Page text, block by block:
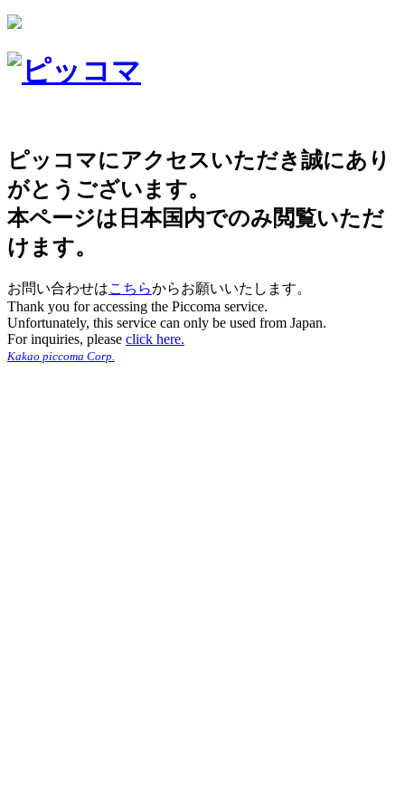
ピッコマにアクセスいただき誠にあり
がとうございます。
本ページは日本国内でのみ閲覧いただ
けます。
お問い合わせはこちらからお願いいたします。
Thank you for accessing the Piccoma service.
Unfortunately, this service can only be used from Japan.
For inquiries, please click here.
Kakao piccoma Corp.